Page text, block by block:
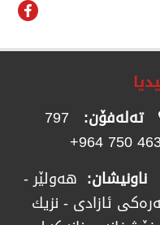
تەلەفۆن: 797
4635
ناونیشان: هەولێر -
ئازادی - نزیك